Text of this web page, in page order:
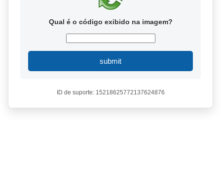
Qual é o código exibido na imagem?
submit
ID de suporte: 15218625772137624876